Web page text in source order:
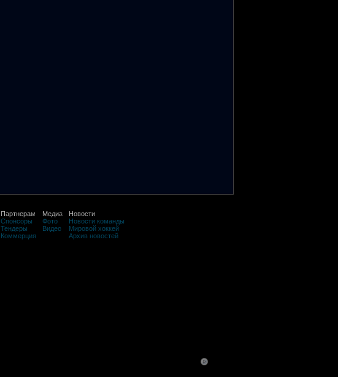
Партнерам
Спонсоры
Тендеры
Коммерция
Медиа
Фото
Видео
Новости
Новости команды
Мировой хоккей
Архив новостей